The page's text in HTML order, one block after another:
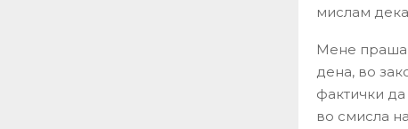
мислам
Мене
дена, во
фактички
во смисла